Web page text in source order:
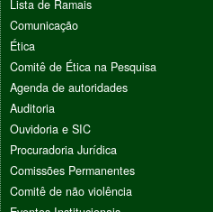
Lista de Ramais
Comunicação
Ética
Comitê de Ética na Pesquisa
Agenda de autoridades
Auditoria
Ouvidoria e SIC
Procuradoria Jurídica
Comissões Permanentes
Comitê de não violência